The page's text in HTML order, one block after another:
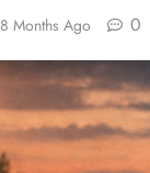
8 Months Ago 0